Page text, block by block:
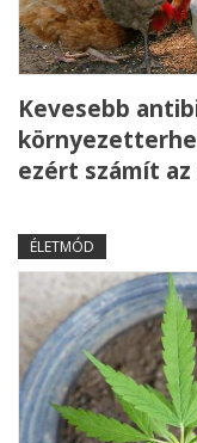
Kevesebb
ezért számít
ÉLETMÓD